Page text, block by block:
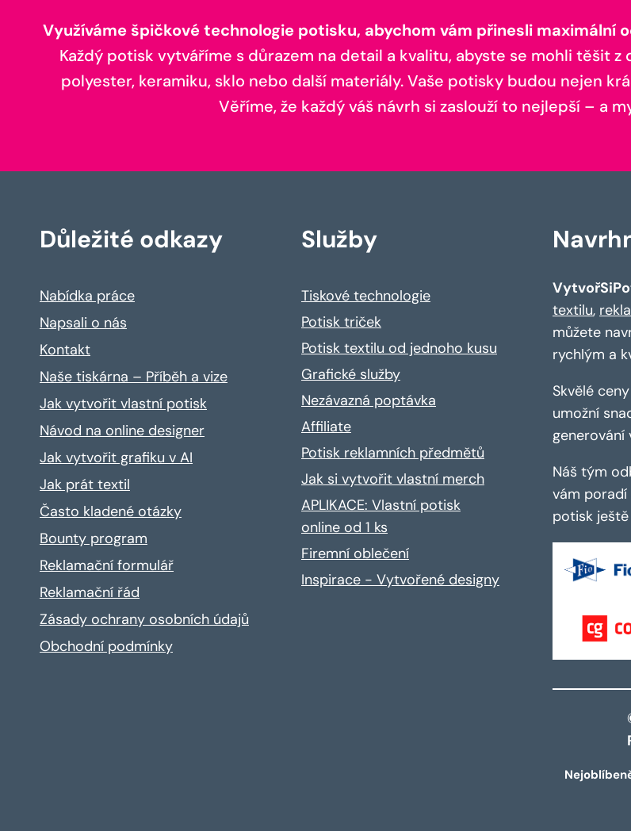
Využíváme špičkové technologie potisku, abychom vám přinesli maximální
Každý potisk vytváříme s důrazem na detail a kvalitu, abyste se mohli těšit
polyester, keramiku, sklo nebo další materiály. Vaše potisky budou nejen
Věříme, že každý váš návrh si zaslouží to nejlepší – a
Důležité odkazy
Nabídka práce
Napsali o nás
Kontakt
Naše tiskárna – Příběh a vize
Jak vytvořit vlastní potisk
Návod na online designer
Jak vytvořit grafiku v AI
Jak prát textil
Často kladené otázky
Bounty program
Reklamační formulář
Reklamační řád
Zásady ochrany osobních údajů
Obchodní podmínky
Služby
Tiskové technologie
Potisk triček
Potisk textilu od jednoho kusu
Grafické služby
Nezávazná poptávka
Affiliate
Potisk reklamních předmětů
Jak si vytvořit vlastní merch
APLIKACE: Vlastní potisk
online od 1 ks
Firemní oblečení
Inspirace - Vytvořené designy
textilu,
můžete
rychlým a
Skvělé
umožní
generování
Náš tým
vám poradí
potisk